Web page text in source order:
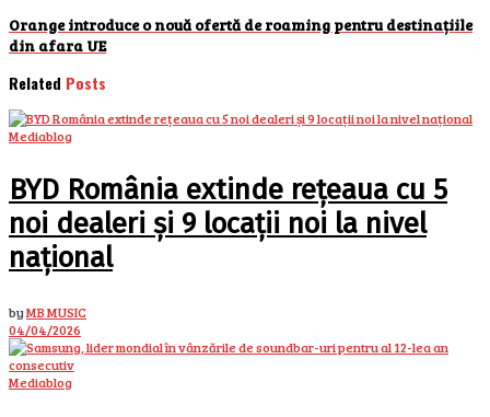
Orange introduce o nouă ofertă de roaming pentru destinațiile
din afara UE
Related Posts
Mediablog
BYD România extinde rețeaua cu 5
noi dealeri și 9 locații noi la nivel
național
byMB MUSIC
04/04/2026
Mediablog